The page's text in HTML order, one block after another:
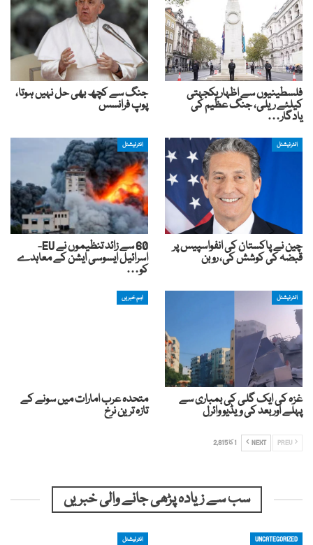
فلسطینیوں سے اظہار یکجہتی
کیلئے ریلی، جنگ عظیم کی
یادگار…
جنگ سے کچھ بھی حل نہیں ہوتا،
پوپ فرانسس
انٹرنیشنل
چین نے پاکستان کی انفواسپیس پر
قبضہ کی کوشش کی، روبن
انٹرنیشنل
60 سے زائد تنظیموں نے EU-
اسرائیل ایسوسی ایشن کے معاہدے
کو…
انٹرنیشنل
غزہ کی ایک گلی کی بمباری سے
پہلے اور بعد کی ویڈیو وائرل
اہم خبریں
متحدہ عرب امارات میں سونے کے
تازہ ترین نرخ
NEXT 1 کا 2,815
سب سے زیادہ پڑھی جانے والی خبریں
UNCATEGORIZED انٹرنیشنل